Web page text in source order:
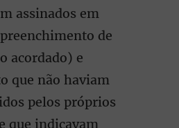
assinados em
de
acordado) e
que não haviam
pelos próprios
que indicavam